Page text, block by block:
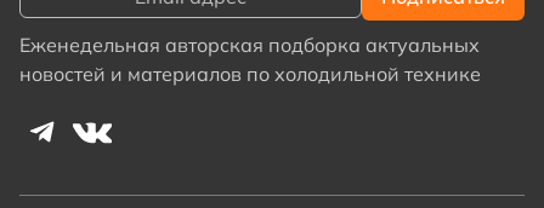
Еженедельная авторская подборка актуальных
новостей и материалов по холодильной технике